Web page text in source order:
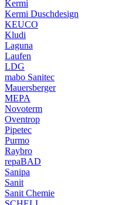
Kermi
Kermi Duschdesign
KEUCO
Kludi
Laguna
Laufen
LDG
mabo Sanitec
Mauersberger
MEPA
Novoterm
Oventrop
Pipetec
Purmo
Raybro
repaBAD
Sanipa
Sanit
Sanit Chemie